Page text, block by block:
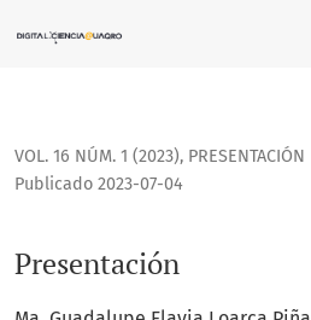
VOL. 16 NÚM. 1 (2023), PRESENTACIÓN
Presentación
Publicado 2023-07-04